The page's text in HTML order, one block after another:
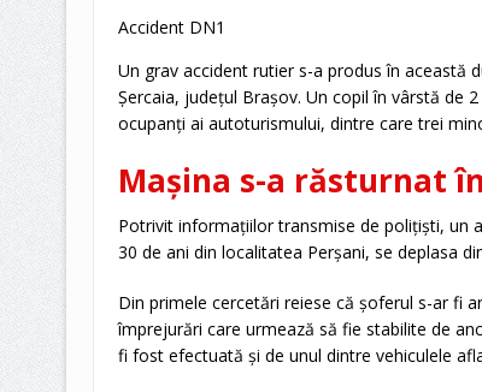
Accident DN1
Un grav accident rutier s-a produs în această
Șercaia, județul Brașov. Un copil în vârstă de
ocupanți ai autoturismului, dintre care trei
Mașina s-a răsturnat
Potrivit informațiilor transmise de polițiști, un
30 de ani din localitatea Perșani, se deplasa
Din primele cercetări reiese că șoferul s-ar fi
împrejurări care urmează să fie stabilite de
fi fost efectuată și de unul dintre vehiculele